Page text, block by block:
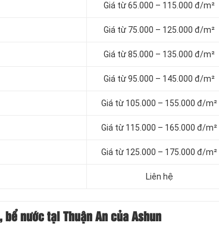
Giá từ 65.000 – 115.000 đ/m²
Giá từ 75.000 – 125.000 đ/m²
Giá từ 85.000 – 135.000 đ/m²
Giá từ 95.000 – 145.000 đ/m²
Giá từ 105.000 – 155.000 đ/m²
Giá từ 115.000 – 165.000 đ/m²
Giá từ 125.000 – 175.000 đ/m²
Liên hệ
nước tại Thuận An của Ashun